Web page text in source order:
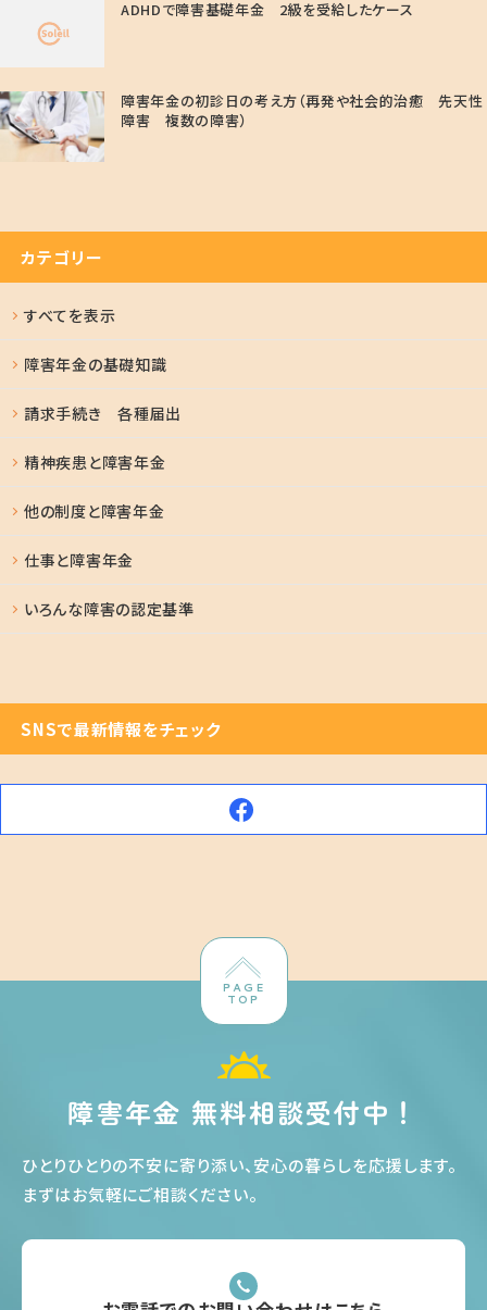
ADHDで障害基礎年金 2級を受給したケース
障害年金の初診日の考え方（再発や社会的治癒 先天性
障害 複数の障害）
カテゴリー
すべてを表示
障害年金の基礎知識
請求手続き 各種届出
精神疾患と障害年金
他の制度と障害年金
仕事と障害年金
いろんな障害の認定基準
SNSで最新情報をチェック
PAGE
TOP
障害年金 無料相談受付中！
ひとりひとりの不安に寄り添い、安心の暮らしを応援します。
まずはお気軽にご相談ください。